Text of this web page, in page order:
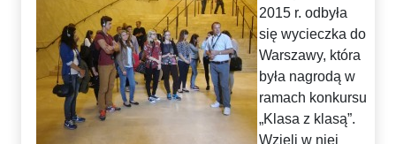
2015 r. odbyła
się wycieczka do
Warszawy, która
była nagrodą w
ramach konkursu
„Klasa z klasą”.
Wzięli w niej